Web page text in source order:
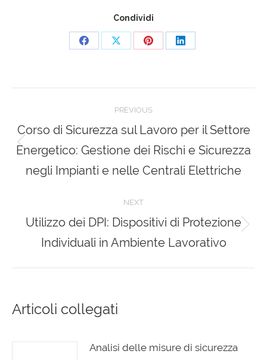
Condividi
Share Share Share Share
navigation
PREVIOUS
Previous
post:
Corso di Sicurezza sul Lavoro per il Settore
Energetico: Gestione dei Rischi e Sicurezza
negli Impianti e nelle Centrali Elettriche
NEXT
post:
Utilizzo dei DPI: Dispositivi di Protezione
Individuali in Ambiente Lavorativo
Articoli collegati
Analisi delle misure di sicurezza